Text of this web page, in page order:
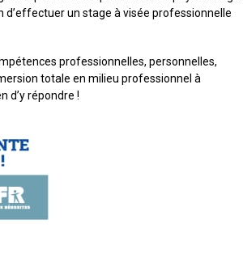
d’effectuer un stage à visée professionnelle
professionnelles, personnelles,
totale en milieu professionnel à
d’y répondre !